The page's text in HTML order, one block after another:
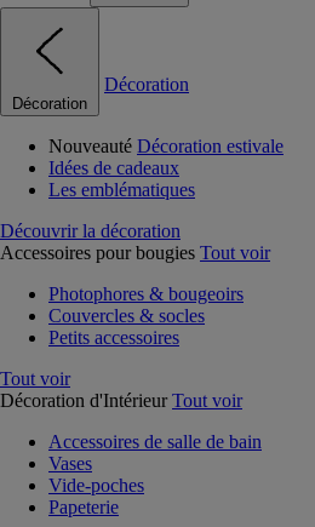
Décoration
Décoration
Nouveauté Décoration estivale
Idées de cadeaux
Les emblématiques
Découvrir la décoration
Accessoires pour bougies Tout voir
Photophores & bougeoirs
Couvercles & socles
Petits accessoires
Tout voir
Décoration d'Intérieur Tout voir
Accessoires de salle de bain
Vases
Vide-poches
Papeterie